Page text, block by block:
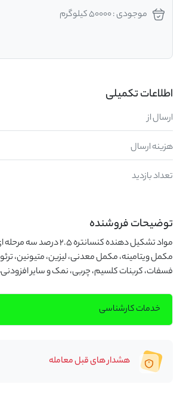
موجودی : 50000 کیلوگرم
اطلاعات تکمیلی
ارسال از
هزینه ارسال
تعداد بازدید
توضیحات فروشنده
فسفات، کربنات کلسیم، چربی، نمک و سایر افزودنی‌های مجاز و آنزیم فیتاز
خدمات کارشناسی
هشدار های قبل معامله